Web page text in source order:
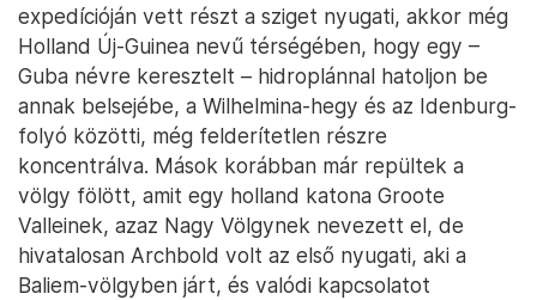
expedícióján vett részt a sziget nyugati, akkor még
Holland Új-Guinea nevű térségében, hogy egy –
Guba névre keresztelt – hidroplánnal hatoljon be
annak belsejébe, a Wilhelmina-hegy és az Idenburg-
folyó közötti, még felderítetlen részre
koncentrálva. Mások korábban már repültek a
völgy fölött, amit egy holland katona Groote
Valleinek, azaz Nagy Völgynek nevezett el, de
hivatalosan Archbold volt az első nyugati, aki a
Baliem-völgyben járt, és valódi kapcsolatot